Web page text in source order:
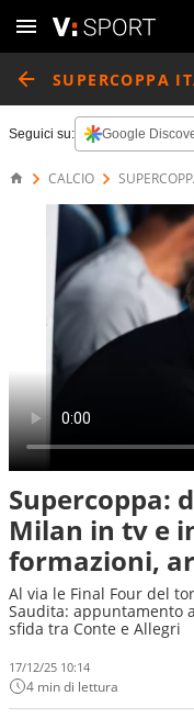
SUPERCOPPA
Seguici su: Google
CALCIO
Supercoppa:
Milan in tv e
formazioni,
Al via le Final Four del
Saudita: appuntamento
sfida tra Conte e Allegri
17/12/25 10:14
4 min di lettura